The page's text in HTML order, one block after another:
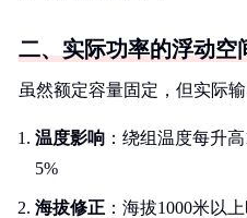
二、实际功率的浮动空
虽然额定容量固定，但实际
温度影响 ：绕组温度每升
5%
海拔修正 ：海拔1000米以